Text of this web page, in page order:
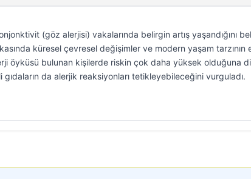
(göz alerjisi) vakalarında belirgin artış yaşandığını
küresel çevresel değişimler ve modern yaşam tarzının
öyküsü bulunan kişilerde riskin çok daha yüksek olduğuna
da alerjik reaksiyonları tetikleyebileceğini vurguladı.